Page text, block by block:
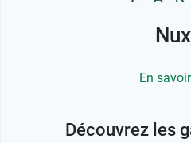
En
Découvrez les